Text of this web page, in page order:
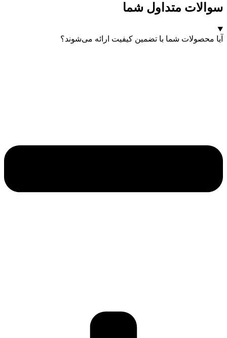
سوالات متداول شما
آیا محصولات شما با تضمین کیفیت ارائه می‌شوند؟